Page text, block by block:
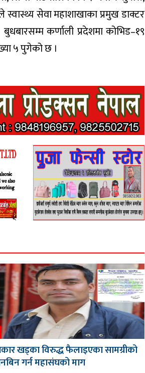
सेवा महाशाखाका प्रमुख डाक्टर
कर्णाली प्रदेशमा कोभिड–१९
५ पुगेको छ ।
खड्का विरुद्ध फैलाइएका सामग्रीको
गर्न महासंघको माग